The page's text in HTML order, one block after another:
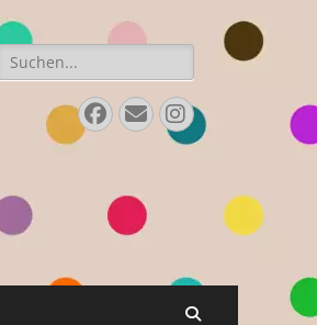
Suchen
nach:
Facebook
E-
Mail
Instagram